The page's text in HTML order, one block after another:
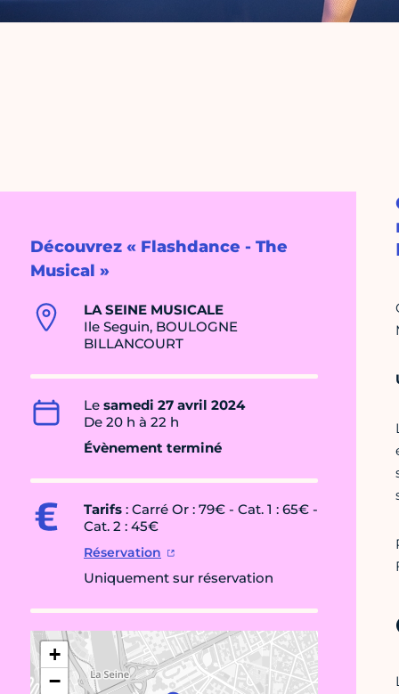
Découvrez « Flashdance - The
Musical »
LA SEINE MUSICALE
Ile Seguin, BOULOGNE
BILLANCOURT
Le samedi 27 avril 2024
De 20 h à 22 h
Évènement terminé
Tarifs : Carré Or : 79€ - Cat. 1 : 65€ -
Cat. 2 : 45€
Réservation
Uniquement sur réservation
+
−